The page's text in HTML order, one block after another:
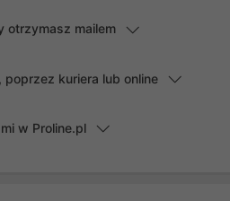
otrzymasz mailem
kuriera lub online
w Proline.pl